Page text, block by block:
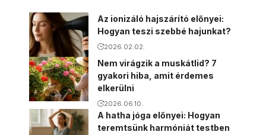
Az ionizáló hajszárító előnyei:
Hogyan teszi szebbé hajunkat?
2026.02.02.
Nem virágzik a muskátlid? 7
gyakori hiba, amit érdemes
elkerülni
2026.06.10.
A hatha jóga előnyei: Hogyan
teremtsünk harmóniát testben